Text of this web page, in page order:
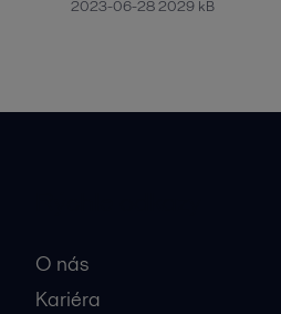
2023-06-28 2029 kB
O nás
Kariéra